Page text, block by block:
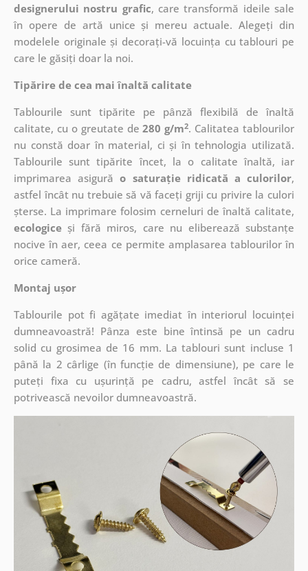
designerului nostru grafic, caretransformă ideile sale
în opere de artă unice și mereu actuale. Alegeți din
modelele originale și decorați-vă locuința cu tablouri pe
care le găsiți doar la noi.
Tipărire de cea mai înaltă calitate
Tablourile sunt tipărite pe pânză flexibilă de înaltă
calitate, cu o greutate de280 g/m2. Calitatea tablourilor
nu constă doar în material, ci și în tehnologia utilizată.
Tablourile sunt tipărite încet, la o calitate înaltă, iar
imprimarea asigurăo saturație ridicată a culorilor,
astfel încât nu trebuie să vă faceți griji cu privire la culori
șterse. La imprimare folosim cerneluri de înaltă calitate,
ecologiceși fără miros, care nu eliberează substanțe
nocive în aer, ceea ce permite amplasarea tablourilor în
orice cameră.
Montaj ușor
Tablourile pot fi agățate imediat în interiorul locuinței
dumneavoastră! Pânza este bine întinsă pe un cadru
solid cu grosimea de 16 mm. La tablouri sunt incluse 1
până la 2 cârlige (în funcție de dimensiune), pe care le
puteți fixa cu ușurință pe cadru, astfel încât să se
potrivească nevoilor dumneavoastră.